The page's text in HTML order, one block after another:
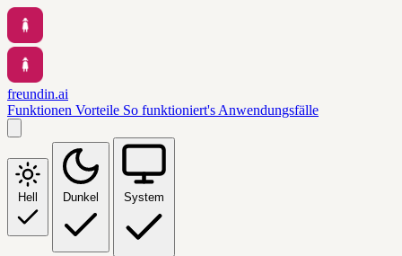
freundin.ai
Funktionen Vorteile So funktioniert's Anwendungsfälle
Hell Dunkel System